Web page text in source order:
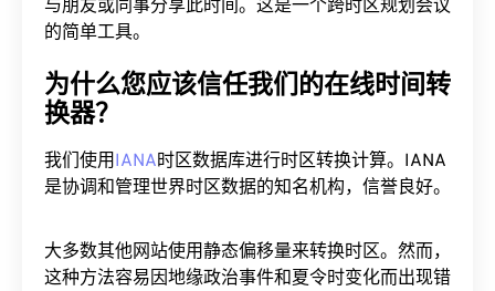
与朋友或同事分享此时间。这是一个跨时区规划会议
的简单工具。
为什么您应该信任我们的在线时间转
换器？
我们使用IANA时区数据库进行时区转换计算。IANA
是协调和管理世界时区数据的知名机构，信誉良好。
大多数其他网站使用静态偏移量来转换时区。然而，
这种方法容易因地缘政治事件和夏令时变化而出现错